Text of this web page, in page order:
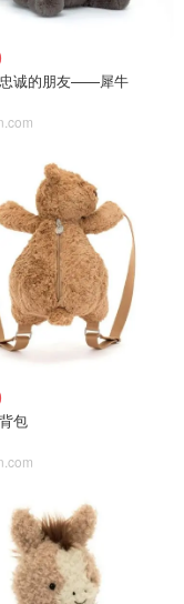
诚的朋友——犀牛
包